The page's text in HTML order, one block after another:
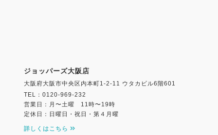
ジョッパーズ大阪店
大阪府大阪市中央区内本町1-2-11 ウタカビル6階601
TEL：0120-969-232
営業日：月〜土曜 11時〜19時
定休日：日曜日・祝日・第４月曜
詳しくはこちら